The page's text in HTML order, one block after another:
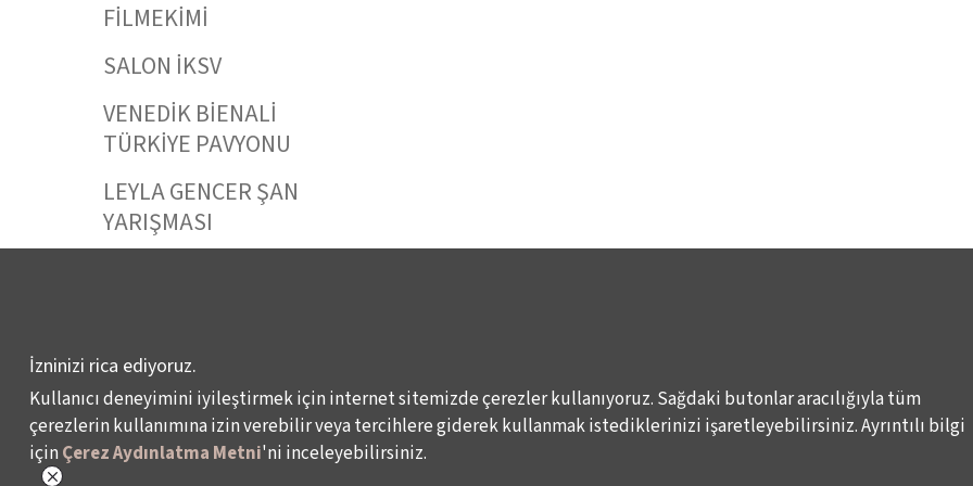
FİLMEKİMİ
SALON İKSV
VENEDİK BİENALİ
TÜRKİYE PAVYONU
LEYLA GENCER ŞAN
YARIŞMASI
Veri Sahibi Başvuru Formu KVKK Politikası Elektronik Posta İletimlerine İlişkin Hukuki Kurallar Haber
İzninizi rica ediyoruz.
Kullanıcı deneyimini iyileştirmek için internet sitemizde çerezler kullanıyoruz. Sağdaki butonlar aracılığıyla tüm
çerezlerin kullanımına izin verebilir veya tercihlere giderek kullanmak istediklerinizi işaretleyebilirsiniz. Ayrıntılı bilgi
için Çerez Aydınlatma Metni'ni inceleyebilirsiniz.